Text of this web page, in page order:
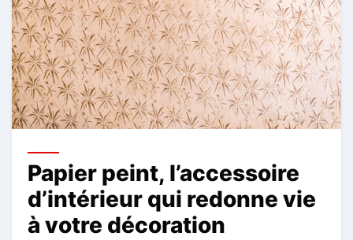
Papier peint, l’accessoire
d’intérieur qui redonne vie
à votre décoration